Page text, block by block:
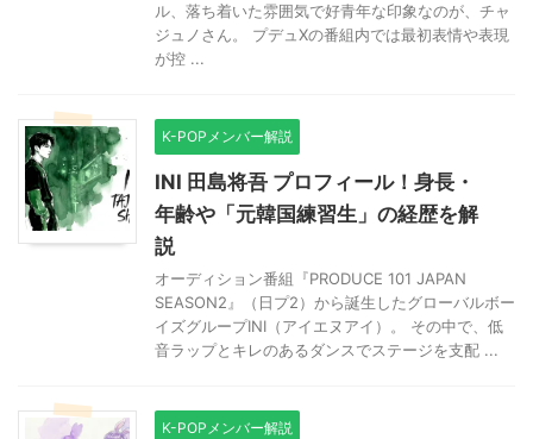
ル、落ち着いた雰囲気で好青年な印象なのが、チャ
ジュノさん。 プデュXの番組内では最初表情や表現
が控 ...
K-POPメンバー解説
INI 田島将吾 プロフィール！身長・
年齢や「元韓国練習生」の経歴を解
説
オーディション番組『PRODUCE 101 JAPAN
SEASON2』（日プ2）から誕生したグローバルボー
イズグループINI（アイエヌアイ）。 その中で、低
音ラップとキレのあるダンスでステージを支配 ...
K-POPメンバー解説